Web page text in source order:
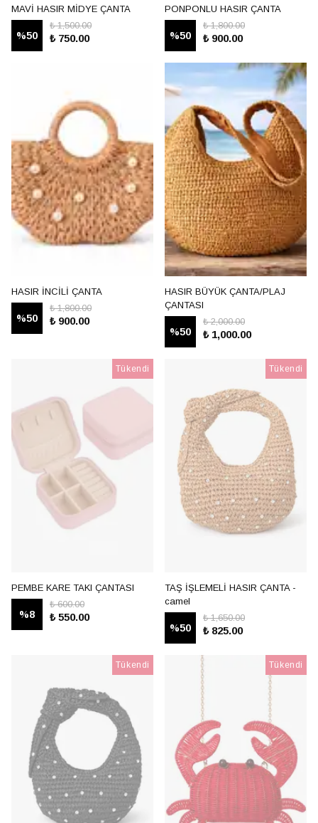
MAVİ HASIR MİDYE ÇANTA
%50
₺ 1,500.00
₺ 750.00
PONPONLU HASIR ÇANTA
%50
₺ 1,800.00
₺ 900.00
HASIR İNCİLİ ÇANTA
%50
₺ 1,800.00
₺ 900.00
HASIR BÜYÜK ÇANTA/PLAJ
ÇANTASI
%50
₺ 2,000.00
₺ 1,000.00
Tükendi
PEMBE KARE TAKI ÇANTASI
%8
₺ 600.00
₺ 550.00
Tükendi
TAŞ İŞLEMELİ HASIR ÇANTA -
camel
%50
₺ 1,650.00
₺ 825.00
Tükendi Tükendi